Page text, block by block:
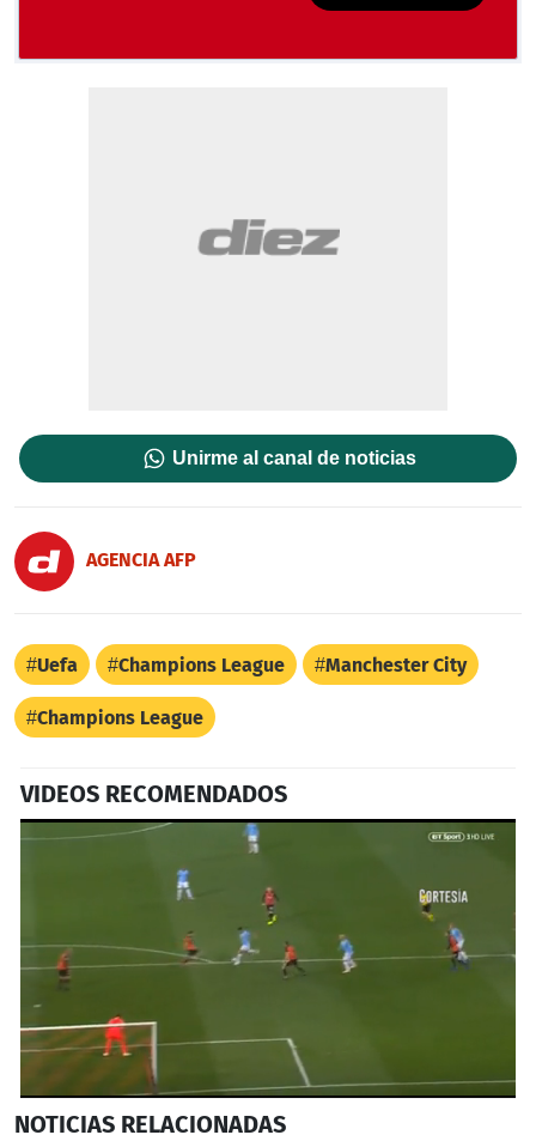
Unirme al canal de noticias
AGENCIA AFP
Uefa Champions League Manchester City
Champions League
VIDEOS RECOMENDADOS
seconds
NOTICIAS RELACIONADAS